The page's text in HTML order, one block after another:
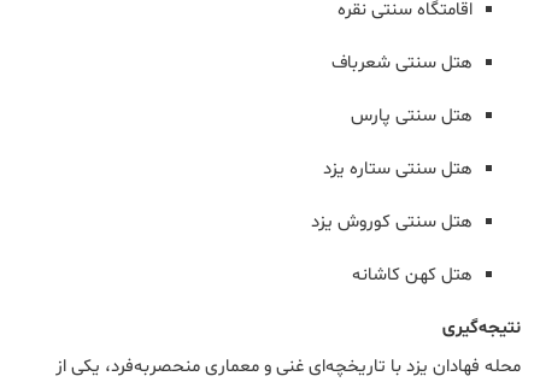
اقامتگاه سنتی نقره
هتل سنتی شعرباف
هتل سنتی پارس
هتل سنتی ستاره یزد
هتل سنتی کوروش یزد
هتل کهن کاشانه
نتیجه‌گیری
محله فهادان یزد با تاریخچه‌ای غنی و معماری منحصربه‌فرد، یکی از